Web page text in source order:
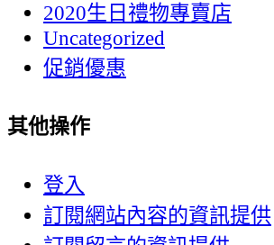
2020生日禮物專賣店
Uncategorized
促銷優惠
其他操作
登入
訂閱網站內容的資訊提供